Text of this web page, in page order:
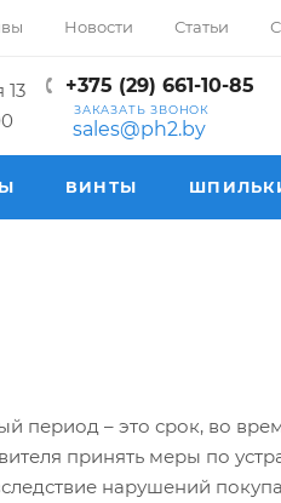
Новости Статьи
+375 (29) 661-10-85
ЗАКАЗАТЬ ЗВОНОК
sales@ph2.by
ВИНТЫ
период – это срок, во
принять меры по
нарушений